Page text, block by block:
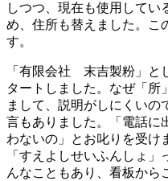
しつつ、現在も使用してい
め、住所も替えました。こ
す。
「有限会社 末吉製粉」と
タートしました。なぜ「所
まして、説明がしにくいの
言もありました。「電話に
わないの」とお叱りを受け
「すえよしせいふんしょ
んなこともあり、看板から